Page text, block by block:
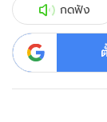
กดฟัง